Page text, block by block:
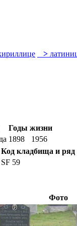
>
Годы жизни
1898
1956
Код кладбища и ряд
SF 59
Фото